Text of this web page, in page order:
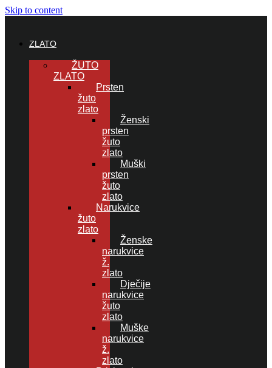
Skip to content
ZLATO
ŽUTO
ZLATO
Prsten
žuto
zlato
Ženski
prsten
žuto
zlato
Muški
prsten
žuto
zlato
Narukvice
žuto
zlato
Ženske
narukvice
ž.
zlato
Dječije
narukvice
žuto
zlato
Muške
narukvice
ž.
zlato